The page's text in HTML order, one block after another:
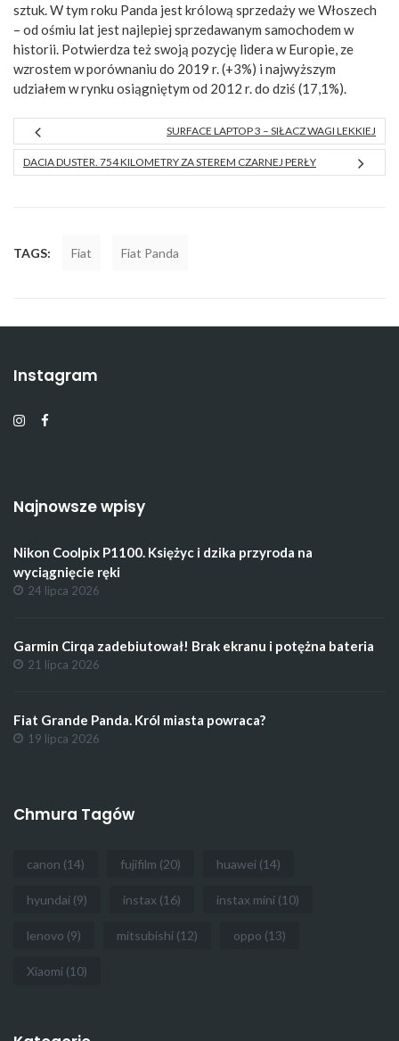
sztuk. W tym roku Panda jest królową sprzedaży we Włoszech
– od ośmiu lat jest najlepiej sprzedawanym samochodem w
historii. Potwierdza też swoją pozycję lidera w Europie, ze
wzrostem w porównaniu do 2019 r. (+3%) i najwyższym
udziałem w rynku osiągniętym od 2012 r. do dziś (17,1%).
SURFACE LAPTOP 3 – SIŁACZ WAGI LEKKIEJ
DACIA DUSTER. 754 KILOMETRY ZA STEREM CZARNEJ PERŁY
TAGS: Fiat Fiat Panda
Instagram
Najnowsze wpisy
Nikon Coolpix P1100. Księżyc i dzika przyroda na
wyciągnięcie ręki
24 lipca 2026
Garmin Cirqa zadebiutował! Brak ekranu i potężna bateria
21 lipca 2026
Fiat Grande Panda. Król miasta powraca?
19 lipca 2026
Chmura Tagów
canon (14) fujifilm (20) huawei (14)
hyundai (9) instax (16) instax mini (10)
lenovo (9) mitsubishi (12) oppo (13)
Xiaomi (10)